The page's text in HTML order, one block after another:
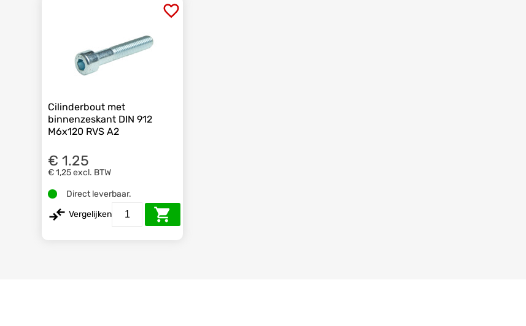
Cilinderbout met
binnenzeskant DIN 912
M6x120 RVS A2
€ 1.25
€ 1,25 excl. BTW
Direct leverbaar.
Vergelijken